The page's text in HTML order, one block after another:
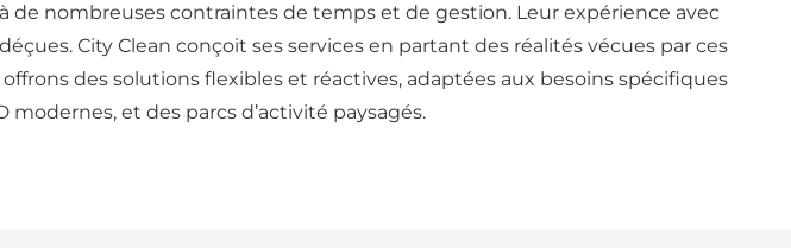
de nombreuses contraintes de temps et de gestion. Leur expérience avec
City Clean conçoit ses services en partant des réalités vécues par ces
des solutions flexibles et réactives, adaptées aux besoins spécifiques
et des parcs d’activité paysagés.